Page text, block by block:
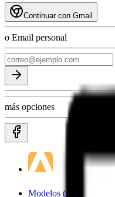
Continuar con Gmail
o Email personal
más opciones
Modelos (185)